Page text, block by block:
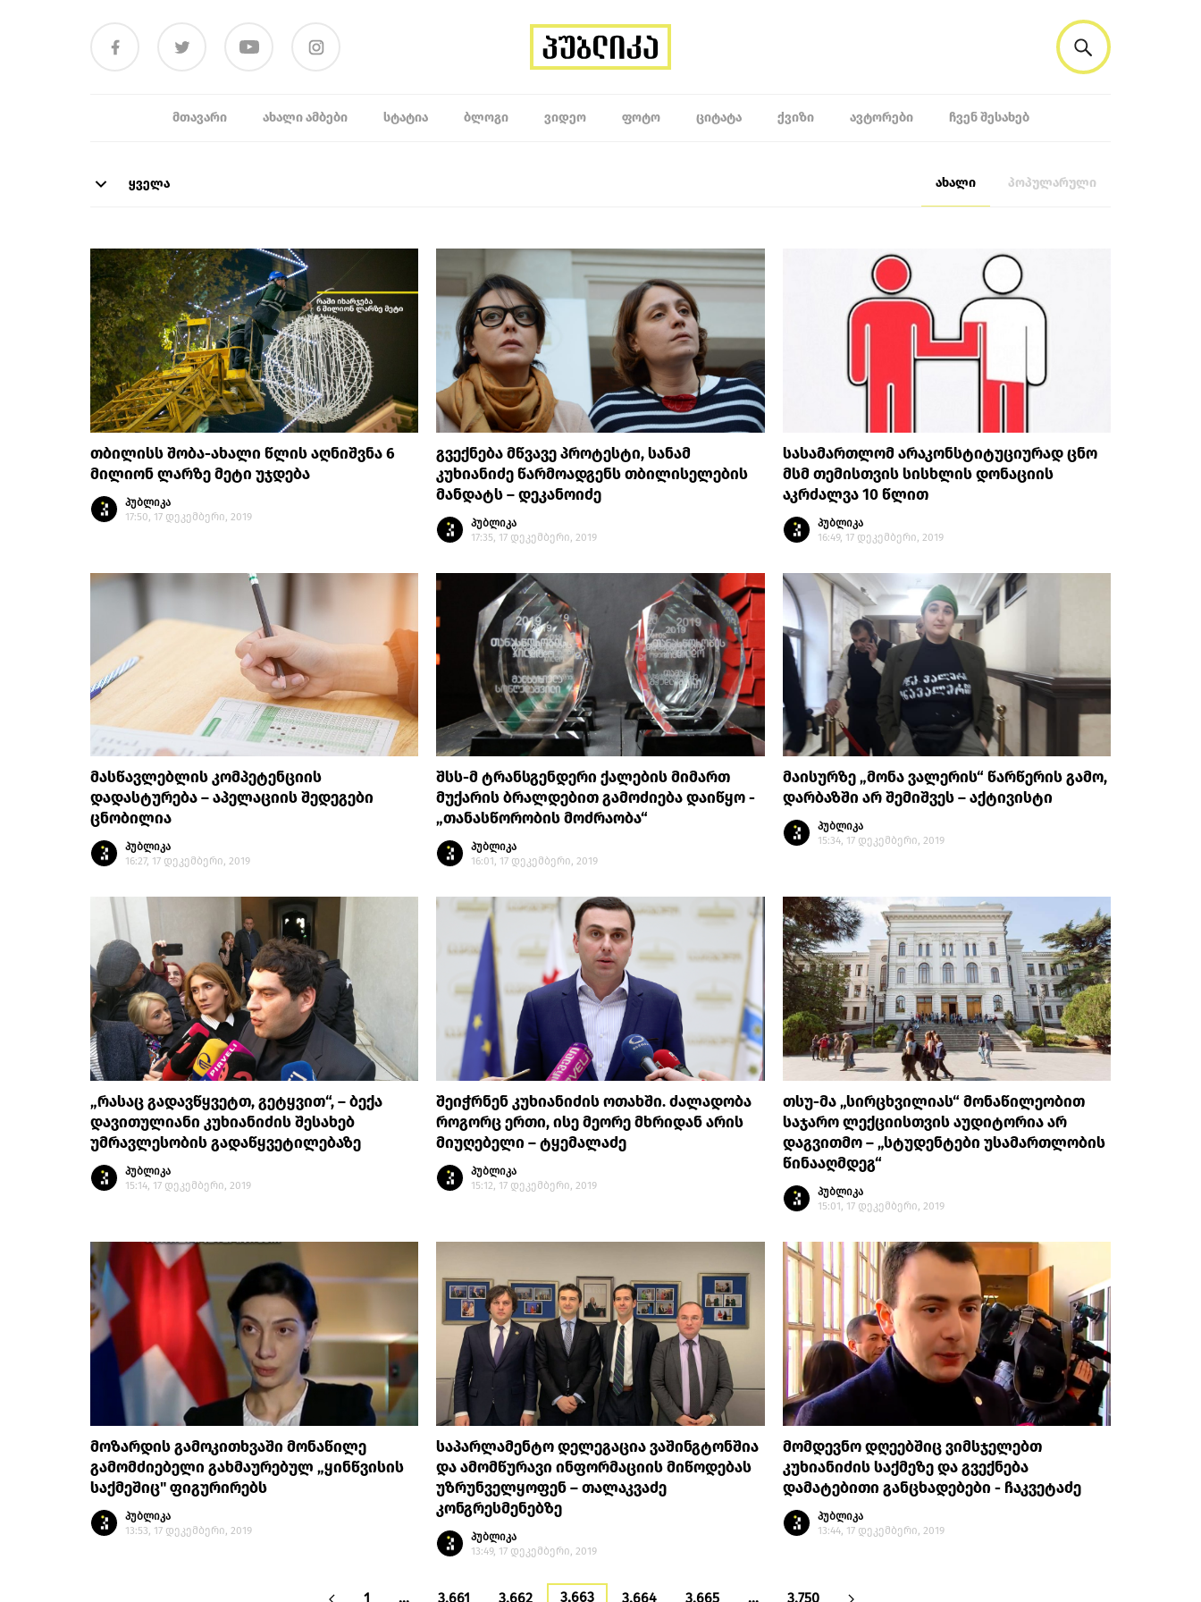
ᲛᲗᲐᲕᲐᲠᲘ ᲐᲮᲐᲚᲘ ᲐᲛᲑᲔᲑᲘ ᲡᲢᲐᲢᲘᲐ ᲑᲚᲝᲒᲘ ᲕᲘᲓᲔᲝ ᲤᲝᲢᲝ ᲪᲘᲢᲐᲢᲐ ᲥᲕᲘᲖᲘ ᲐᲕᲢᲝᲠᲔᲑᲘ ᲩᲕᲔᲜ ᲨᲔᲡᲐᲮᲔᲑ
ყველა ახალი პოპულარული
თბილისს შობა-ახალი წლის აღნიშვნა 6
მილიონ ლარზე მეტი უჯდება
პუბლიკა
17:50, 17 დეკემბერი, 2019
გვექნება მწვავე პროტესტი, სანამ
კუხიანიძე წარმოადგენს თბილისელების
მანდატს – დეკანოიძე
პუბლიკა
17:35, 17 დეკემბერი, 2019
სასამართლომ არაკონსტიტუციურად ცნო
მსმ თემისთვის სისხლის დონაციის
აკრძალვა 10 წლით
პუბლიკა
16:49, 17 დეკემბერი, 2019
მასწავლებლის კომპეტენციის
დადასტურება – აპელაციის შედეგები
ცნობილია
პუბლიკა
16:27, 17 დეკემბერი, 2019
შსს-მ ტრანსგენდერი ქალების მიმართ
მუქარის ბრალდებით გამოძიება დაიწყო -
„თანასწორობის მოძრაობა“
პუბლიკა
16:01, 17 დეკემბერი, 2019
მაისურზე „მონა ვალერის“ წარწერის გამო,
დარბაზში არ შემიშვეს – აქტივისტი
პუბლიკა
15:34, 17 დეკემბერი, 2019
„რასაც გადავწყვეტთ, გეტყვით“, – ბექა
დავითულიანი კუხიანიძის შესახებ
უმრავლესობის გადაწყვეტილებაზე
პუბლიკა
15:14, 17 დეკემბერი, 2019
შეიჭრნენ კუხიანიძის ოთახში. ძალადობა
როგორც ერთი, ისე მეორე მხრიდან არის
მიუღებელი – ტყემალაძე
პუბლიკა
15:12, 17 დეკემბერი, 2019
თსუ-მა „სირცხვილიას“ მონაწილეობით
საჯარო ლექციისთვის აუდიტორია არ
დაგვითმო – „სტუდენტები უსამართლობის
წინააღმდეგ“
პუბლიკა
15:01, 17 დეკემბერი, 2019
მოზარდის გამოკითხვაში მონაწილე
გამომძიებელი გახმაურებულ „ყინწვისის
საქმეშიც" ფიგურირებს
პუბლიკა
13:53, 17 დეკემბერი, 2019
საპარლამენტო დელეგაცია ვაშინგტონშია
და ამომწურავი ინფორმაციის მიწოდებას
უზრუნველყოფენ – თალაკვაძე
კონგრესმენებზე
პუბლიკა
13:49, 17 დეკემბერი, 2019
მომდევნო დღეებშიც ვიმსჯელებთ
კუხიანიძის საქმეზე და გვექნება
დამატებითი განცხადებები - ჩაკვეტაძე
პუბლიკა
13:44, 17 დეკემბერი, 2019
1 … 3,661 3,662 3,663 3,664 3,665 … 3,750